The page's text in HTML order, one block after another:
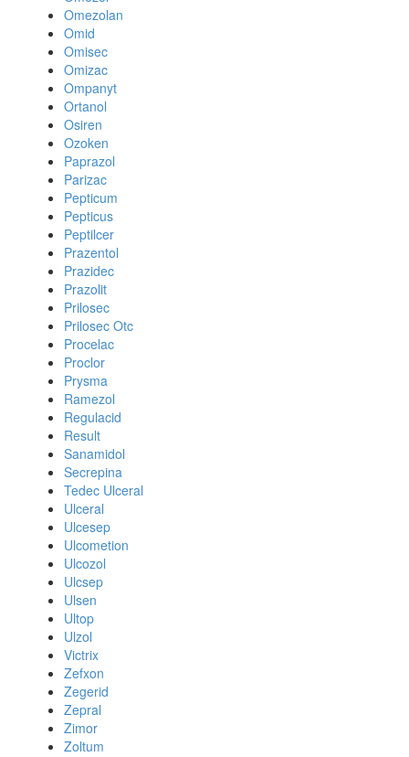
Omezolan
Omid
Omisec
Omizac
Ompanyt
Ortanol
Osiren
Ozoken
Paprazol
Parizac
Pepticum
Pepticus
Peptilcer
Prazentol
Prazidec
Prazolit
Prilosec
Prilosec Otc
Procelac
Proclor
Prysma
Ramezol
Regulacid
Result
Sanamidol
Secrepina
Tedec Ulceral
Ulceral
Ulcesep
Ulcometion
Ulcozol
Ulcsep
Ulsen
Ultop
Ulzol
Victrix
Zefxon
Zegerid
Zepral
Zimor
Zoltum